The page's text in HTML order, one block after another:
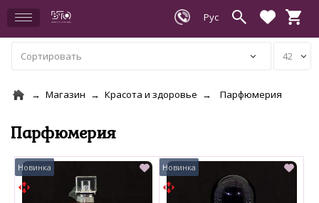
Магазин Красота и здоровье Парфюмерия
Парфюмерия